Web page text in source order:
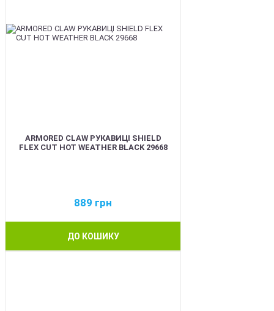
ARMORED CLAW РУКАВИЦІ SHIELD
FLEX CUT HOT WEATHER BLACK 29668
889 грн
ДО КОШИКУ